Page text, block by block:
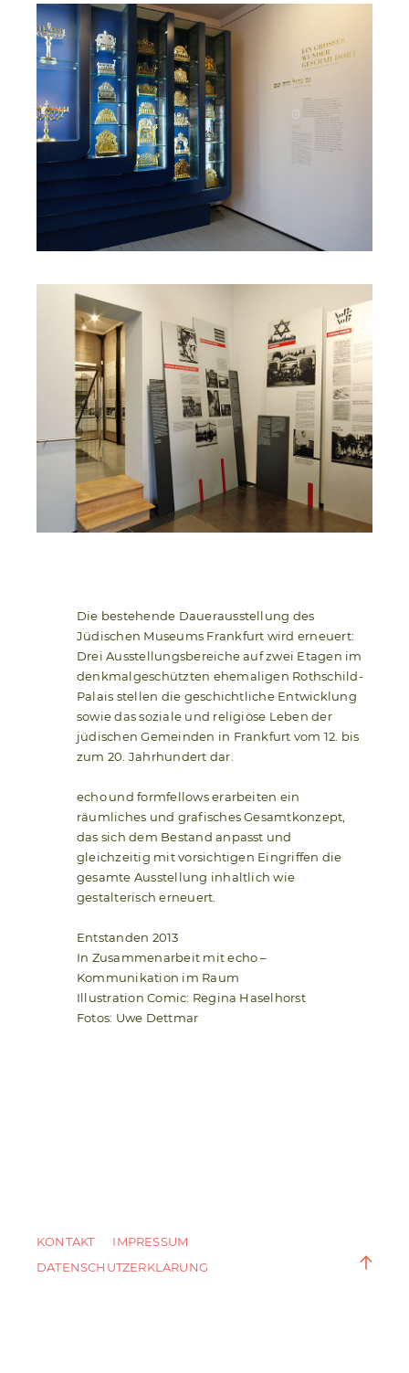
Die bestehende Dauerausstellung des
Jüdischen Museums Frankfurt wird erneuert:
Drei Ausstellungsbereiche auf zwei Etagen im
denkmalgeschützten ehemaligen Rothschild-
Palais stellen die geschichtliche Entwicklung
sowie das soziale und religiöse Leben der
jüdischen Gemeinden in Frankfurt vom 12. bis
zum 20. Jahrhundert dar.
echo und formfellows erarbeiten ein
räumliches und grafisches Gesamtkonzept,
das sich dem Bestand anpasst und
gleichzeitig mit vorsichtigen Eingriffen die
gesamte Ausstellung inhaltlich wie
gestalterisch erneuert.
Entstanden 2013
In Zusammenarbeit mit echo –
Kommunikation im Raum
Illustration Comic: Regina Haselhorst
Fotos: Uwe Dettmar
KONTAKT
IMPRESSUM
DATENSCHUTZERKLÄRUNG